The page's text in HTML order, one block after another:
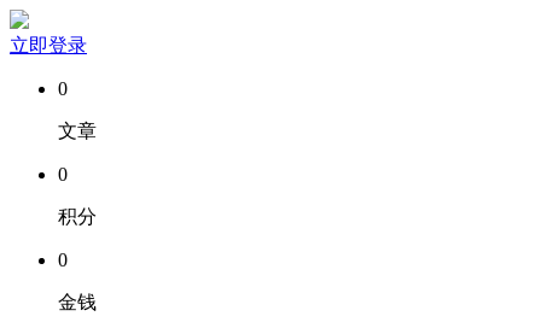
立即登录
0
文章
0
积分
0
金钱